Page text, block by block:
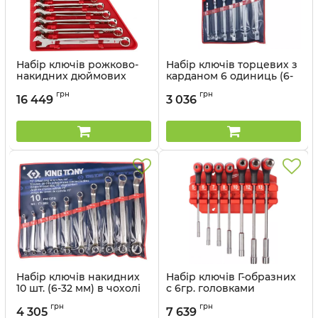
Набір ключів рожково-
накидних дюймових
MILWAUKEE з
5/16'', 11/32'', 3/8", 7/16''
4932464996
16 449 грн
Набір ключів торцевих з
карданом 6 одиниць (6-
терилену
3 036 грн
Набір ключів накидних
10 шт. (6-32 мм) в чохолі
Артикул: 1710MR
4 305 грн
Набір ключів Г-образних
с 6гр. головками
комфортною ручкою,
7 639 грн